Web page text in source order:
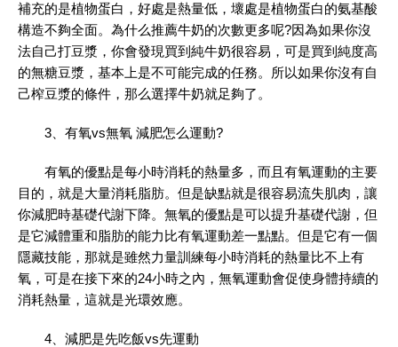
補充的是植物蛋白，好處是熱量低，壞處是植物蛋白的氨基酸
構造不夠全面。為什么推薦牛奶的次數更多呢?因為如果你沒
法自己打豆漿，你會發現買到純牛奶很容易，可是買到純度高
的無糖豆漿，基本上是不可能完成的任務。所以如果你沒有自
己榨豆漿的條件，那么選擇牛奶就足夠了。
3、有氧vs無氧 減肥怎么運動?
有氧的優點是每小時消耗的熱量多，而且有氧運動的主要
目的，就是大量消耗脂肪。但是缺點就是很容易流失肌肉，讓
你減肥時基礎代謝下降。無氧的優點是可以提升基礎代謝，但
是它減體重和脂肪的能力比有氧運動差一點點。但是它有一個
隱藏技能，那就是雖然力量訓練每小時消耗的熱量比不上有
氧，可是在接下來的24小時之內，無氧運動會促使身體持續的
消耗熱量，這就是光環效應。
4、減肥是先吃飯vs先運動